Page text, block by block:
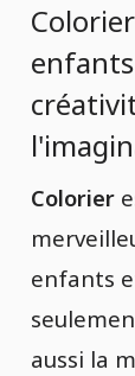
Colorier
enfants
aussi la